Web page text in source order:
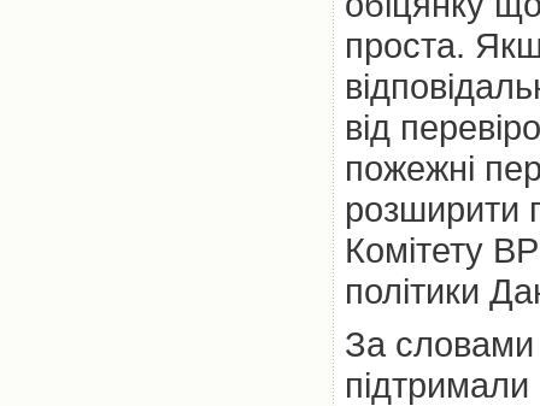
проста.
від
пожежні
розширити
Комітету
політики
За словами
підтримали